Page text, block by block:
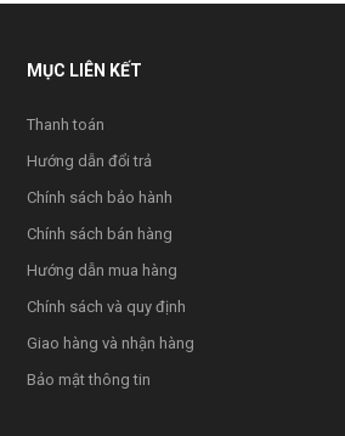
MỤC LIÊN KẾT
Thanh toán
Hướng dẫn đổi trả
Chính sách bảo hành
Chính sách bán hàng
Hướng dẫn mua hàng
Chính sách và quy định
Giao hàng và nhận hàng
Bảo mật thông tin